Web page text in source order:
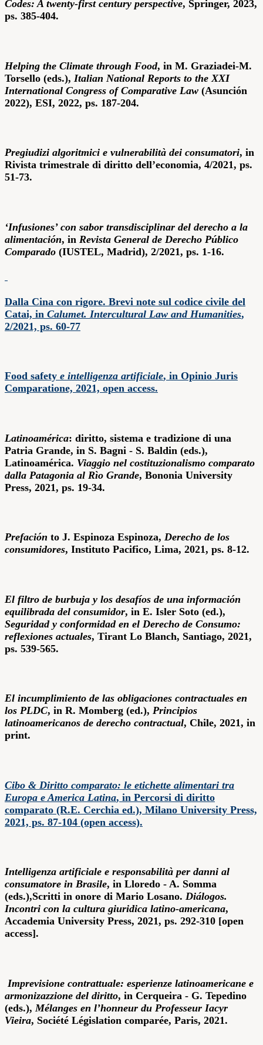
Codes: A twenty-first century perspective, Springer, 2023,
ps. 385-404.
Helping the Climate through Food, in M. Graziadei-M.
Torsello (eds.), Italian National Reports to the XXI
International Congress of Comparative Law (Asunción
2022), ESI, 2022, ps. 187-204.
Pregiudizi algoritmici e vulnerabilità dei consumatori, in
Rivista trimestrale di diritto dell’economia, 4/2021, ps.
51-73.
‘Infusiones’ con sabor transdisciplinar del derecho a la
alimentación, in Revista General de Derecho Público
Comparado (IUSTEL, Madrid), 2/2021, ps. 1-16.
Dalla Cina con rigore. Brevi note sul codice civile del
Catai, in Calumet. Intercultural Law and Humanities,
2/2021, ps. 60-77
Food safety e intelligenza artificiale, in Opinio Juris
Comparatione, 2021, open access.
Latinoamérica: diritto, sistema e tradizione di una
Patria Grande, in S. Bagni - S. Baldin (eds.),
Latinoamérica. Viaggio nel costituzionalismo comparato
dalla Patagonia al Rìo Grande, Bononia University
Press, 2021, ps. 19-34.
Prefación to J. Espinoza Espinoza, Derecho de los
consumidores, Instituto Pacifico, Lima, 2021, ps. 8-12.
El filtro de burbuja y los desafíos de una información
equilibrada del consumidor, in E. Isler Soto (ed.),
Seguridad y conformidad en el Derecho de Consumo:
reflexiones actuales, Tirant Lo Blanch, Santiago, 2021,
ps. 539-565.
El incumplimiento de las obligaciones contractuales en
los PLDC, in R. Momberg (ed.), Principios
latinoamericanos de derecho contractual, Chile, 2021, in
print.
Cibo & Diritto comparato: le etichette alimentari tra
Europa e America Latina, in Percorsi di diritto
comparato (R.E. Cerchia ed.), Milano University Press,
2021, ps. 87-104 (open access).
Intelligenza artificiale e responsabilità per danni al
consumatore in Brasile, in Lloredo - A. Somma
(eds.),Scritti in onore di Mario Losano. Diálogos.
Incontri con la cultura giuridica latino-americana,
Accademia University Press, 2021, ps. 292-310 [open
access].
Imprevisione contrattuale: esperienze latinoamericane e
armonizazzione del diritto, in Cerqueira - G. Tepedino
(eds.), Mélanges en l’honneur du Professeur Iacyr
Vieira, Société Législation comparée, Paris, 2021.